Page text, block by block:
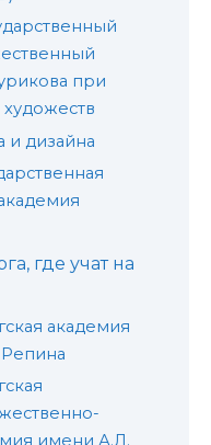
при
и дизайна
где учат на
академия
имени А.Л.